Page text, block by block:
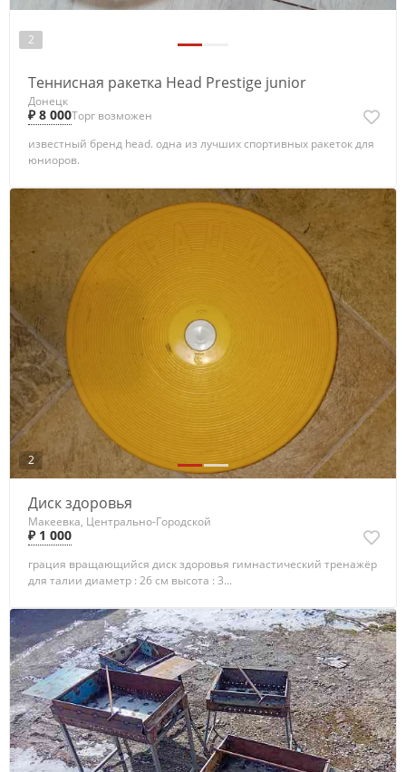
2
Теннисная ракетка Head Prestige junior
Донецк
₽ 8 000Торг возможен
известный бренд head. одна из лучших спортивных ракеток для
юниоров.
2
Диск здоровья
Макеевка, Центрально-Городской
₽ 1 000
грация вращающийся диск здоровья гимнастический тренажёр
для талии диаметр : 26 см высота : 3...